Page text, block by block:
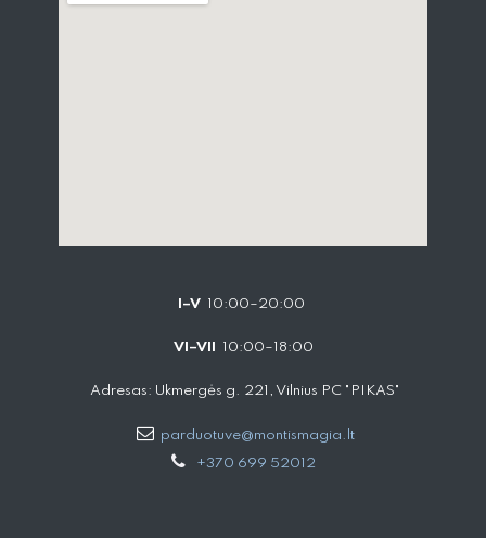
I–V 10:00–20:00
VI–VII 10:00–18:00
Adresas: Ukmergės g. 221, Vilnius PC "PIKAS"
parduotuve@montismagia.lt
+370 699 52012